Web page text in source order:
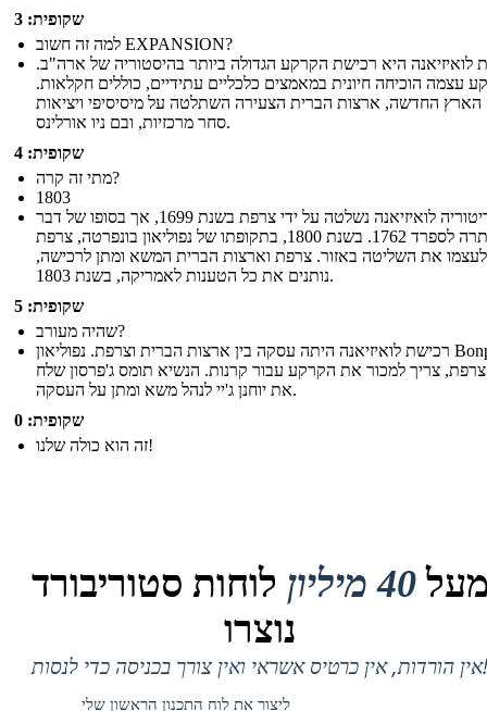
שקופית: 3
למה זה חשוב EXPANSION?
לואיזיאנה היא רכישת הקרקע הגדולה ביותר בהיסטוריה של ארה"ב.
עצמה הוכיחה חיונית במאמצים כלכליים עתידיים, כוללים חקלאות.
החדשה, ארצות הברית הצעירה השתלטה על מיסיסיפי ויציאות
סחר מרכזיות, ובם ניו אורלינס.
שקופית: 4
מתי זה קרה?
1803
הטריטוריה לואיזיאנה נשלטה על ידי צרפת בשנת 1699, אך בסופו של דבר
ויתרה לספרד 1762. בשנת 1800, בתקופתו של נפוליאון בונפרטה, צרפת
לעצמו את השליטה באזור. צרפת וארצות הברית המשא ומתן לרכישה,
נותנים את כל הטענות לאמריקה, בשנת 1803.
שקופית: 5
שהיה מעורב?
רכישת לואיזיאנה היתה עסקה בין ארצות הברית וצרפת. נפוליאון Bonparte,
צריך למכור את הקרקע עבור קרנות. הנשיא תומס ג'פרסון שלח
את יוחנן ג'יי לנהל משא ומתן על העסקה.
שקופית: 0
זה הוא כולה שלנו!
40 מיליון
לוחות סטוריבורד
נוצרו
אין הורדות, אין כרטיס אשראי ואין צורך בכניסה כדי לנסות!
ליצור את לוח התכנון הראשון שלי